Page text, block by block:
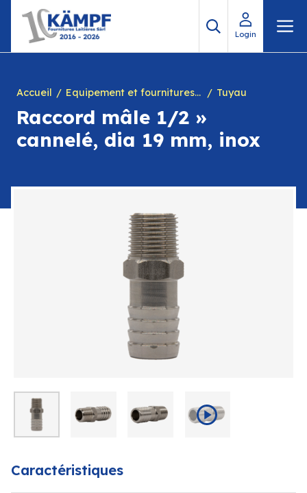
contenu
Login
Accueil Equipement et fournitures pour fromagerie Tuyau
Raccord mâle 1/2 »
cannelé, dia 19 mm, inox
Caractéristiques